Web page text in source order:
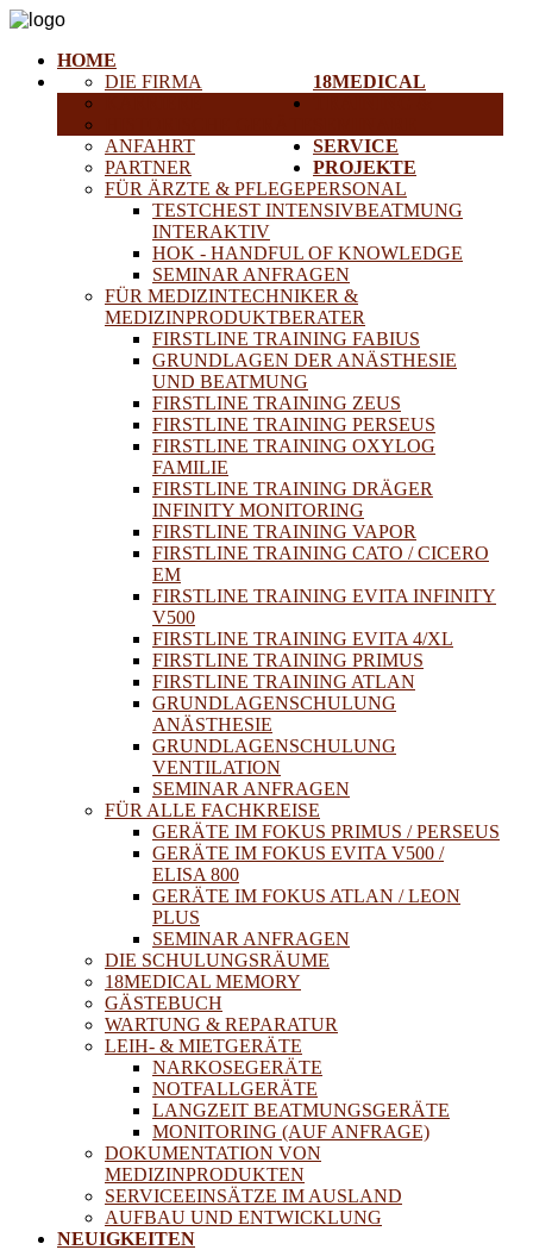
HOME
18MEDICAL
DIE FIRMA
ANFAHRT
PARTNER
FÜR ÄRZTE & PFLEGEPERSONAL
TESTCHEST INTENSIVBEATMUNG
INTERAKTIV
HOK - HANDFUL OF KNOWLEDGE
SEMINAR ANFRAGEN
FÜR MEDIZINTECHNIKER &
MEDIZINPRODUKTBERATER
FIRSTLINE TRAINING FABIUS
GRUNDLAGEN DER ANÄSTHESIE
UND BEATMUNG
FIRSTLINE TRAINING ZEUS
FIRSTLINE TRAINING PERSEUS
FIRSTLINE TRAINING OXYLOG
FAMILIE
FIRSTLINE TRAINING DRÄGER
INFINITY MONITORING
FIRSTLINE TRAINING VAPOR
FIRSTLINE TRAINING CATO / CICERO
EM
FIRSTLINE TRAINING EVITA INFINITY
V500
FIRSTLINE TRAINING EVITA 4/XL
FIRSTLINE TRAINING PRIMUS
FIRSTLINE TRAINING ATLAN
GRUNDLAGENSCHULUNG
ANÄSTHESIE
GRUNDLAGENSCHULUNG
VENTILATION
SEMINAR ANFRAGEN
FÜR ALLE FACHKREISE
GERÄTE IM FOKUS PRIMUS / PERSEUS
GERÄTE IM FOKUS EVITA V500 /
ELISA 800
GERÄTE IM FOKUS ATLAN / LEON
PLUS
SEMINAR ANFRAGEN
DIE SCHULUNGSRÄUME
18MEDICAL MEMORY
GÄSTEBUCH
SERVICE
WARTUNG & REPARATUR
LEIH- & MIETGERÄTE
NARKOSEGERÄTE
NOTFALLGERÄTE
LANGZEIT BEATMUNGSGERÄTE
MONITORING (AUF ANFRAGE)
DOKUMENTATION VON
MEDIZINPRODUKTEN
PROJEKTE
SERVICEEINSÄTZE IM AUSLAND
AUFBAU UND ENTWICKLUNG
NEUIGKEITEN